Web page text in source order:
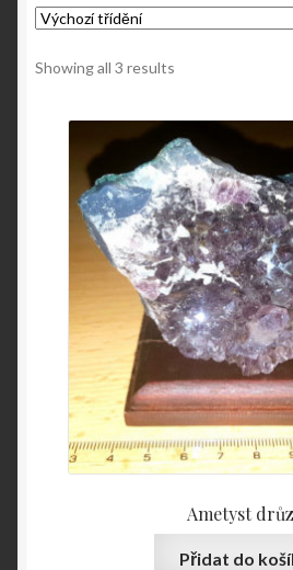
Showing all 3 results
Ametyst
Přidat do